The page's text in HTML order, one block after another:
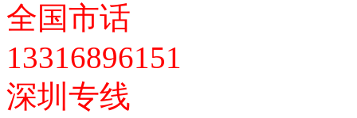
全国市话
13316896151
深圳专线